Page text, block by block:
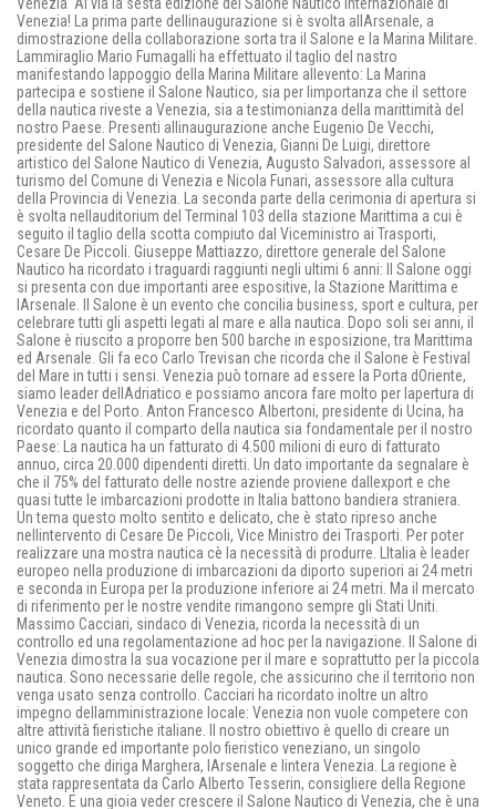
Venezia! La prima parte dellinaugurazione si è svolta allArsenale, a
dimostrazione della collaborazione sorta tra il Salone e la Marina Militare.
Lammiraglio Mario Fumagalli ha effettuato il taglio del nastro
manifestando lappoggio della Marina Militare allevento: La Marina
partecipa e sostiene il Salone Nautico, sia per limportanza che il settore
della nautica riveste a Venezia, sia a testimonianza della marittimità del
nostro Paese. Presenti allinaugurazione anche Eugenio De Vecchi,
presidente del Salone Nautico di Venezia, Gianni De Luigi, direttore
artistico del Salone Nautico di Venezia, Augusto Salvadori, assessore al
turismo del Comune di Venezia e Nicola Funari, assessore alla cultura
della Provincia di Venezia. La seconda parte della cerimonia di apertura si
è svolta nellauditorium del Terminal 103 della stazione Marittima a cui è
seguito il taglio della scotta compiuto dal Viceministro ai Trasporti,
Cesare De Piccoli. Giuseppe Mattiazzo, direttore generale del Salone
Nautico ha ricordato i traguardi raggiunti negli ultimi 6 anni: Il Salone oggi
si presenta con due importanti aree espositive, la Stazione Marittima e
lArsenale. Il Salone è un evento che concilia business, sport e cultura, per
celebrare tutti gli aspetti legati al mare e alla nautica. Dopo soli sei anni, il
Salone è riuscito a proporre ben 500 barche in esposizione, tra Marittima
ed Arsenale. Gli fa eco Carlo Trevisan che ricorda che il Salone è Festival
del Mare in tutti i sensi. Venezia può tornare ad essere la Porta dOriente,
siamo leader dellAdriatico e possiamo ancora fare molto per lapertura di
Venezia e del Porto. Anton Francesco Albertoni, presidente di Ucina, ha
ricordato quanto il comparto della nautica sia fondamentale per il nostro
Paese: La nautica ha un fatturato di 4.500 milioni di euro di fatturato
annuo, circa 20.000 dipendenti diretti. Un dato importante da segnalare è
che il 75% del fatturato delle nostre aziende proviene dallexport e che
quasi tutte le imbarcazioni prodotte in Italia battono bandiera straniera.
Un tema questo molto sentito e delicato, che è stato ripreso anche
nellintervento di Cesare De Piccoli, Vice Ministro dei Trasporti. Per poter
realizzare una mostra nautica cè la necessità di produrre. LItalia è leader
europeo nella produzione di imbarcazioni da diporto superiori ai 24 metri
e seconda in Europa per la produzione inferiore ai 24 metri. Ma il mercato
di riferimento per le nostre vendite rimangono sempre gli Stati Uniti.
Massimo Cacciari, sindaco di Venezia, ricorda la necessità di un
controllo ed una regolamentazione ad hoc per la navigazione. Il Salone di
Venezia dimostra la sua vocazione per il mare e soprattutto per la piccola
nautica. Sono necessarie delle regole, che assicurino che il territorio non
venga usato senza controllo. Cacciari ha ricordato inoltre un altro
impegno dellamministrazione locale: Venezia non vuole competere con
altre attività fieristiche italiane. Il nostro obiettivo è quello di creare un
unico grande ed importante polo fieristico veneziano, un singolo
soggetto che diriga Marghera, lArsenale e lintera Venezia. La regione è
stata rappresentata da Carlo Alberto Tesserin, consigliere della Regione
Veneto. E una gioia veder crescere il Salone Nautico di Venezia, che è una